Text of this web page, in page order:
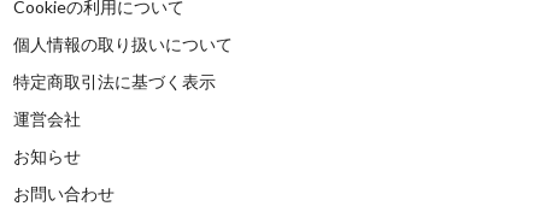
Cookieの利用について
個人情報の取り扱いについて
特定商取引法に基づく表示
運営会社
お知らせ
お問い合わせ